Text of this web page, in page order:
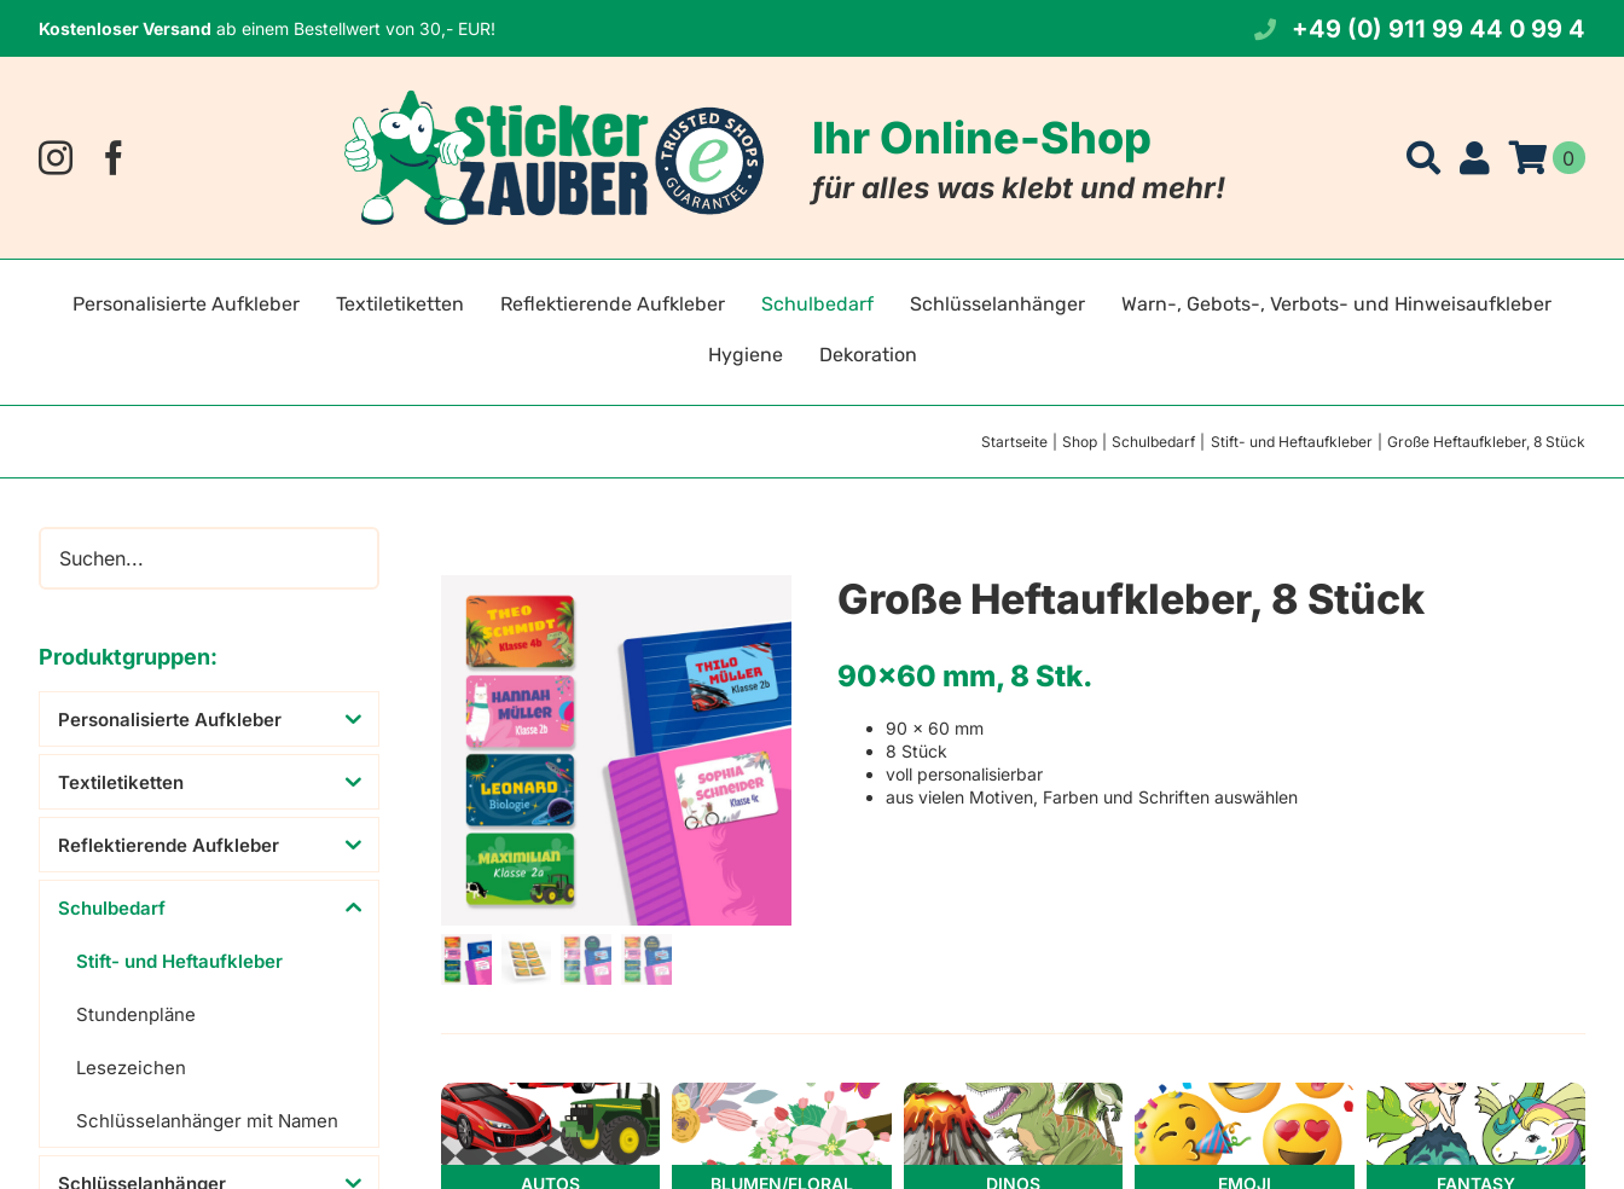
Inhalt
springen
Kostenloser Versand ab einem Bestellwert von 30,- EUR! +49 (0) 911 99 44 0 99 4
Ihr Online-Shop
für alles was klebt und mehr!
0
Personalisierte Aufkleber
Namensaufkleber
Adressaufkleber
Textiletiketten
Bügeletiketten
Reflektierende Aufkleber
Fahrradreflektoren selbstklebend
Schulbedarf
Stift- und Heftaufkleber
Schlüsselanhänger
Schlüsselanhänger mit Namen
Warn-, Gebots-, Verbots- und Hinweisaufkleber
Warnzeichen
Hygiene Dekoration
Haushaltsetiketten
Sets
Startseite Shop Schulbedarf Stift- und Heftaufkleber Große Heftaufkleber, 8 Stück
Große Heftaufkleber, 8 Stück
90×60 mm, 8 Stk.
90 x 60 mm
8 Stück
voll personalisierbar
aus vielen Motiven, Farben und Schriften auswählen
AUTOS BLUMEN/FLORAL DINOS EMOJI FANTASY
Produktgruppen:
Personalisierte Aufkleber
Textiletiketten
Reflektierende Aufkleber
Schulbedarf
Stift- und Heftaufkleber
Stundenpläne
Lesezeichen
Schlüsselanhänger mit Namen
Schlüsselanhänger